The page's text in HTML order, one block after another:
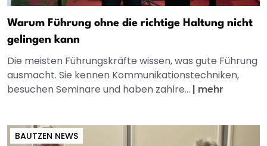
Warum Führung ohne die richtige Haltung nicht
gelingen kann
Die meisten Führungskräfte wissen, was gute Führung
ausmacht. Sie kennen Kommunikationstechniken,
besuchen Seminare und haben zahlre... | mehr
BAUTZEN NEWS